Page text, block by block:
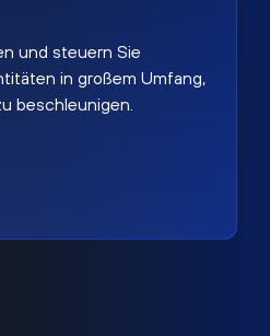
und steuern Sie
in großem Umfang,
beschleunigen.